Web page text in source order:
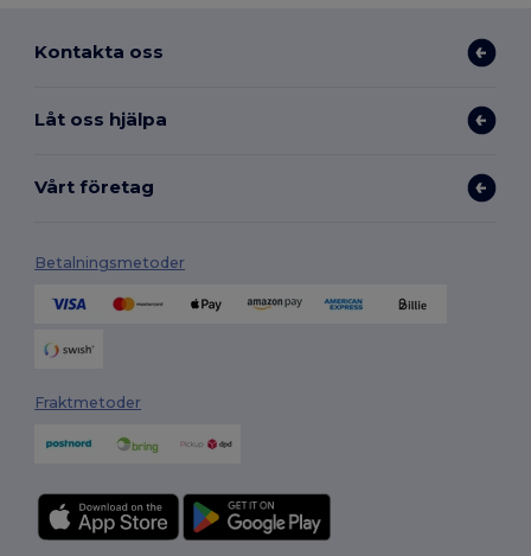
Kontakta oss
Låt oss hjälpa
Vårt företag
Betalningsmetoder
Fraktmetoder